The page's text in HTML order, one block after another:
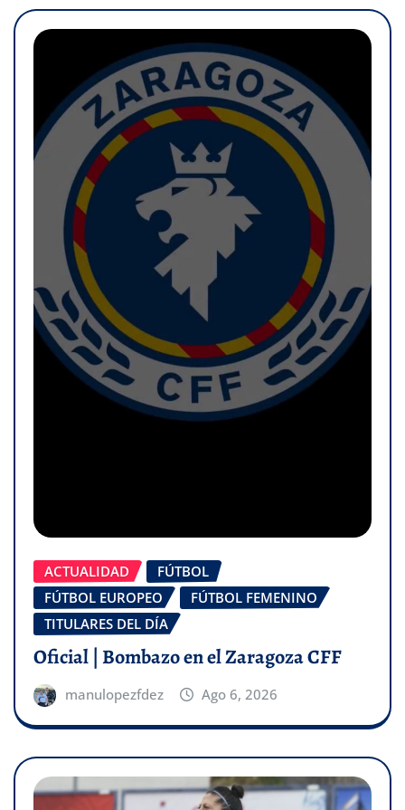
ACTUALIDAD
FÚTBOL
FÚTBOL EUROPEO
FÚTBOL FEMENINO
TITULARES DEL DÍA
Oficial | Bombazo en el Zaragoza CFF
manulopezfdez Ago 6, 2026